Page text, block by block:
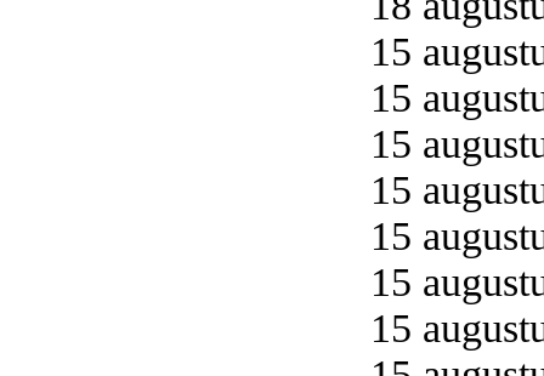
15
15
15
15
15
15
15